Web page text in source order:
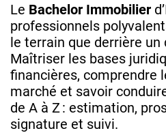
Le Bachelor Immobilier
professionnels
le terrain que derrière un
Maîtriser les bases
financières, comprendre
marché et savoir
de A à Z : estimation,
signature et suivi.